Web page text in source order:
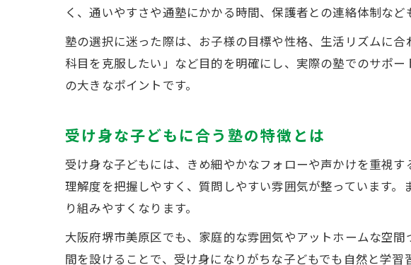
く、通いやすさや通塾にかかる時間、保護者との連絡体制など
塾の選択に迷った際は、お子様の目標や性格、生活リズムに
科目を克服したい」など目的を明確にし、実際の塾でのサポ
の大きなポイントです。
受け身な子どもに合う塾の特徴とは
受け身な子どもには、きめ細やかなフォローや声かけを重視
理解度を把握しやすく、質問しやすい雰囲気が整っています
り組みやすくなります。
大阪府堺市美原区でも、家庭的な雰囲気やアットホームな空
間を設けることで、受け身になりがちな子どもでも自然と学